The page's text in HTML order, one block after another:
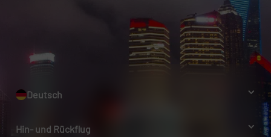
Deutsch
Hin- und Rückflug